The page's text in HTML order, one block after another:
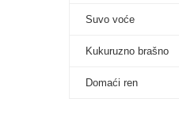
Suvo voće
Kukuruzno brašno
Domaći ren